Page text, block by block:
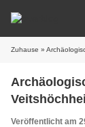
Zuhause »
Veröffentlicht am